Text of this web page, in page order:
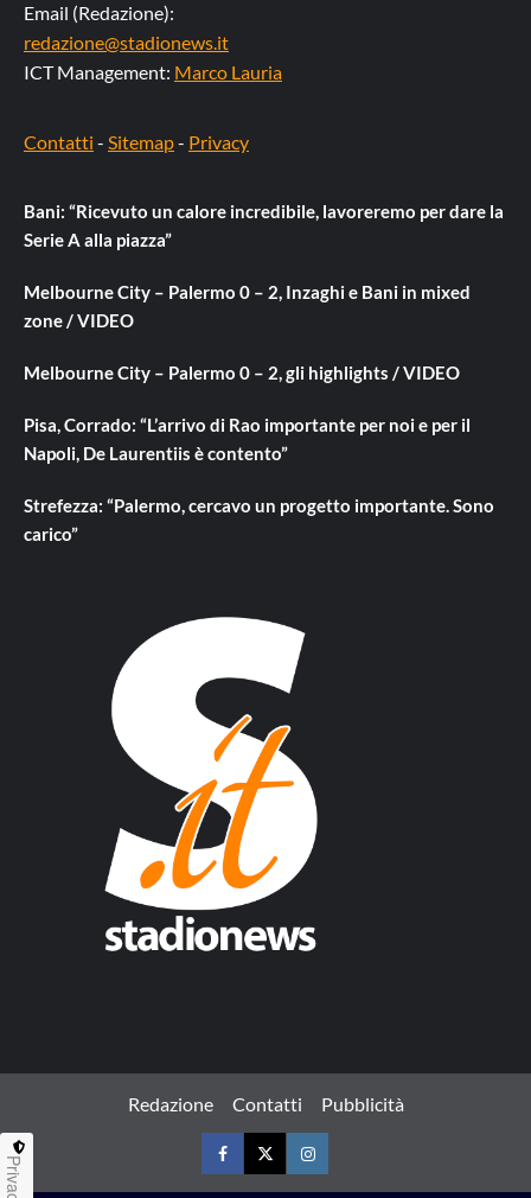
Email (Redazione):
redazione@stadionews.it
ICT Management: Marco Lauria
Contatti - Sitemap- Privacy
Bani: “Ricevuto un calore incredibile, lavoreremo per dare la
Serie A alla piazza”
Melbourne City – Palermo 0 – 2, Inzaghi e Bani in mixed
zone / VIDEO
Melbourne City – Palermo 0 – 2, gli highlights / VIDEO
Pisa, Corrado: “L’arrivo di Rao importante per noi e per il
Napoli, De Laurentiis è contento”
Strefezza: “Palermo, cercavo un progetto importante. Sono
carico”
Redazione Contatti Pubblicità
FacebookTwitterInstagram
Privacy